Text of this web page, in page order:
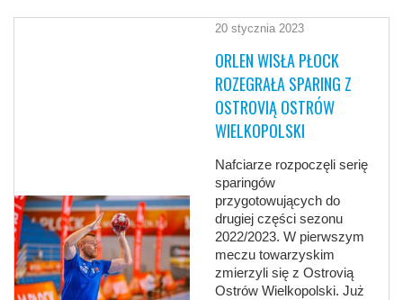
20 stycznia 2023
ORLEN WISŁA PŁOCK
ROZEGRAŁA SPARING Z
OSTROVIĄ OSTRÓW
WIELKOPOLSKI
Nafciarze rozpoczęli serię
sparingów
przygotowujących do
drugiej części sezonu
2022/2023. W pierwszym
meczu towarzyskim
zmierzyli się z Ostrovią
Ostrów Wielkopolski. Już